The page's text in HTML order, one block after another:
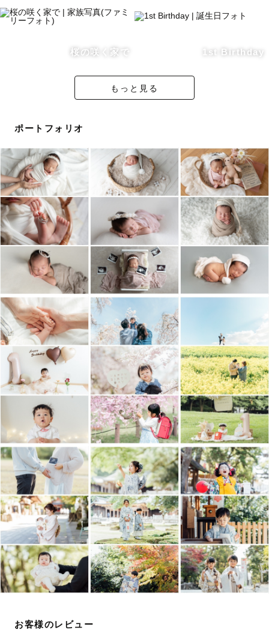
撮影にも慣れています♪
撮影が初めて、慣れてないという方でも大丈夫です。
出張撮影ならではの自由な提案が可能ですので、
写真だけでなくその撮影の時間が思い出となるよう全力で
撮影させて頂きます^^
大切な写真を残すために、ぜひ撮影をお任せください♪
👶ニューボーン撮影について
アートニューボーン、ナチュラルニューボーン共に認定カ
メラマンです。
生まれたばかりの、ふにゃふにゃのかわいい赤ちゃん。
その新生児の姿は本当にあっという間です。
私自身が二回妊娠、出産を経験しているので産後のママの
気持ちや体にもしっかり寄り添いながら撮影していきま
す。
今しか残せない瞬間を一緒に残していきましょう♪
🌷アートニューボーン通常プラン内容🌷
金額: 43,780円（税込）
撮影時間:2時間
納品枚数:40枚（うちアートフォト15-20枚程度）
･おくるみ２ポーズ（おくるみカラー、巻き方、スタイリ
ングを変えながら撮ります）
+兄弟･家族写真
おくるみの色味やイメージの希望があれば事前にお申し出
ください。
桜の咲く家で 1st Birthday
もっと見る
ポートフォリオ
お客様のレビュー